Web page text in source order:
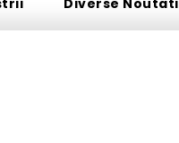
Diverse Noutati